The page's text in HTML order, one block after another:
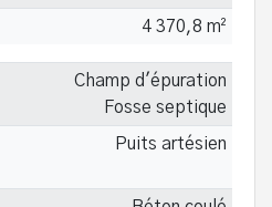
4 370,8 m²
Champ d'épuration
Fosse septique
Puits artésien